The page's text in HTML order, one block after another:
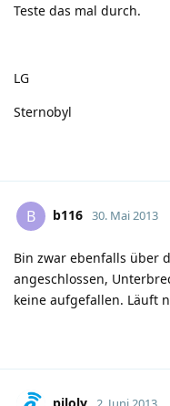
Teste das mal durch.
LG
Sternobyl
B b116 30. Mai 2013
Bin zwar ebenfalls über
angeschlossen,
keine aufgefallen. Läuft
piloly